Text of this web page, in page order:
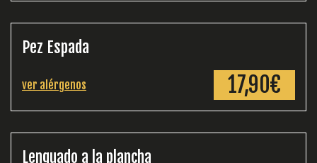
Pez Espada
ver alérgenos 17,90€
Lenguado a la plancha